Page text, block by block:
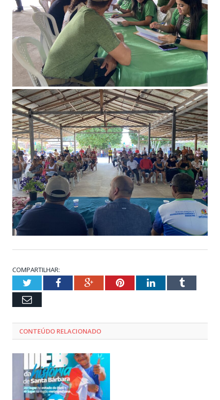
COMPARTILHAR:
TwitterFacebookGoogle+PinterestLinkedInTumblr
Email
CONTEÚDO RELACIONADO